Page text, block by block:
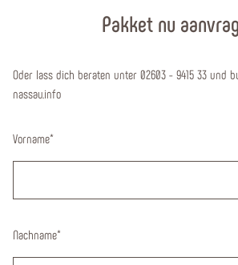
Pakket nu
Oder lass dich beraten unter 02603 - 9415 33 und
nassau.info
Vorname*
Nachname*